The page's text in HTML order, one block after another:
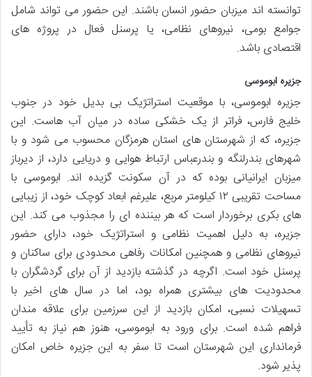
توانسته اند میزبان حضور انسان باشند. این حضور می تواند شامل
جوامع بومی، نیروهای نظامی، یا پرسنل فعال در پروژه های
اقتصادی باشد.
جزیره ابوموسی
جزیره ابوموسی، با موقعیت استراتژیک بی بدیل خود در جنوب
خلیج فارس، فراتر از یک خشکی ساده در میان آب هاست. این
جزیره، که از شهرستان های استان هرمزگان محسوب می شود و با
شهرهای بندرلنگه و بندرعباس ارتباط هوایی و دریایی دارد، از دیرباز
میزبان ایرانیانی بوده که در آن سکونت گزیده اند. ابوموسی با
مساحت تقریبی ۱۲ کیلومتر مربع، علیرغم ابعاد کوچک خود، از زیبایی
های بکری برخوردار است که هر بیننده ای را مجذوب می کند. این
جزیره، به دلیل اهمیت نظامی و استراتژیک خود، دارای حضور
نیروهای نظامی و همچنین امکانات رفاهی محدودی برای ساکنان و
پرسنل خود است. اگرچه در گذشته بازدید از آن برای گردشگران با
محدودیت های بیشتری همراه بود، اما در سال های اخیر با
تسهیلات نسبی، امکان بازدید از این سرزمین برای علاقه مندان
فراهم شده است. برای ورود به ابوموسی، هنوز هم نیاز به تأیید
فرمانداری این شهرستان است تا سفر به این جزیره خاص امکان
پذیر شود.